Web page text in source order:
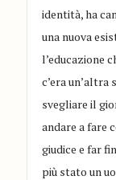
identità, ha
una nuova
l’educazione
c’era un’altra
svegliare il
andare a fare
giudice e far
più stato un